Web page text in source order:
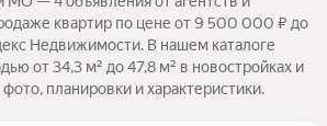
квартир по цене от 9 500 000 ₽ до
Недвижимости. В нашем каталоге
от 34,3 м² до 47,8 м² в новостройках и
планировки и характеристики.